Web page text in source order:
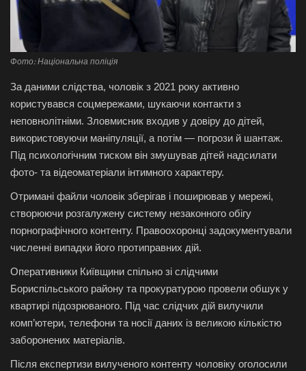
Авто
Відео
English Ukraine
Фото: Національна поліція
За даними слідства, чоловік з 2021 року активно
користувався соцмережами, шукаючи контакти з
неповнолітніми. Зловмисник входив у довіру до дітей,
використовуючи маніпуляції, а потім — погрози й шантаж.
Під психологічним тиском він змушував дітей надсилати
фото- та відеоматеріали інтимного характеру.
Отримані файли чоловік зберігав і поширював у мережі,
створюючи розгалужену систему незаконного обігу
порнографічного контенту. Правоохоронці задокументували
численні випадки його протиправних дій.
Оперативники Київщини спільно зі слідчими
Бориспільського району та прокуратурою провели обшук у
квартирі підозрюваного. Під час слідчих дій вилучили
комп’ютери, телефони та носії даних із великою кількістю
заборонених матеріалів.
Після експертизи вилученого контенту чоловіку оголосили